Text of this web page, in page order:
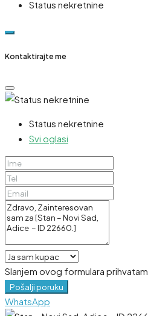
Status nekretnine
Kontaktirajte me
Status nekretnine
Svi oglasi
Slanjem ovog formulara prihvatam
Pošalji poruku
WhatsApp